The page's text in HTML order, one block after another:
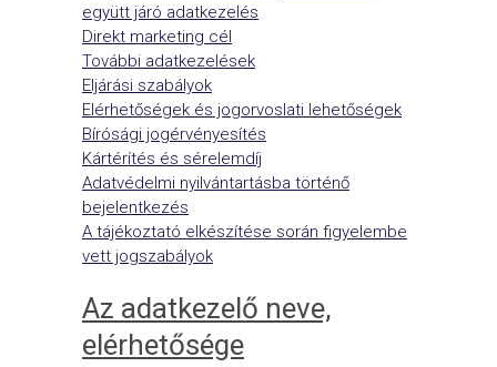
együtt járó adatkezelés
Direkt marketing cél
További adatkezelések
Eljárási szabályok
Elérhetőségek és jogorvoslati lehetőségek
Bírósági jogérvényesítés
Kártérítés és sérelemdíj
Adatvédelmi nyilvántartásba történő
bejelentkezés
A tájékoztató elkészítése során figyelembe
vett jogszabályok
Az adatkezelő neve,
elérhetősége